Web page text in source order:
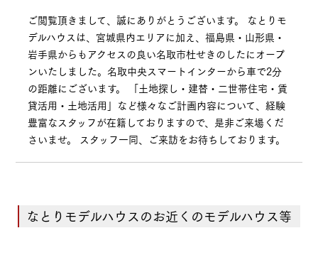
ご閲覧頂きまして、誠にありがとうございます。 なとりモ
デルハウスは、宮城県内エリアに加え、福島県・山形県・
岩手県からもアクセスの良い名取市杜せきのしたにオープ
ンいたしました。名取中央スマートインターから車で2分
の距離にございます。 「土地探し・建替・二世帯住宅・賃
貸活用・土地活用」など様々なご計画内容について、経験
豊富なスタッフが在籍しておりますので、是非ご来場くだ
さいませ。 スタッフ一同、ご来訪をお待ちしております。
なとりモデルハウスのお近くのモデルハウス等